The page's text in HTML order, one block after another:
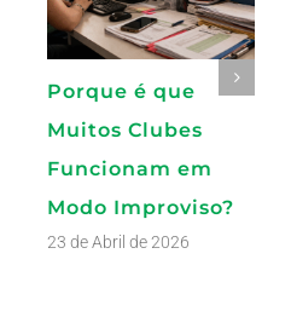
Porque é que
Muitos Clubes
Funcionam em
Modo Improviso?
23 de Abril de 2026